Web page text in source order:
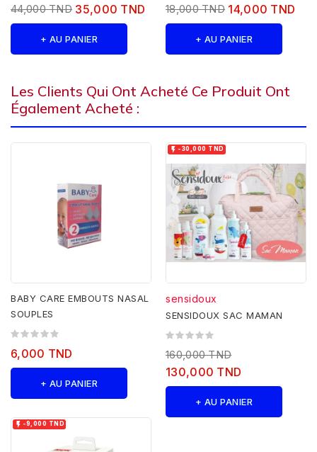
44,000 TND 35,000 TND
+ AU PANIER
18,000 TND 14,000 TND
+ AU PANIER
Les Clients Qui Ont Acheté Ce Produit Ont
Également Acheté :
BABY CARE EMBOUTS NASAL
SOUPLES
6,000 TND
+ AU PANIER
 -30,000 TND
sensidoux
SENSIDOUX SAC MAMAN
160,000 TND
130,000 TND
+ AU PANIER
 -9,000 TND